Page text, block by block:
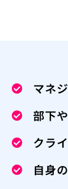
マネ
部下
クラ
自身